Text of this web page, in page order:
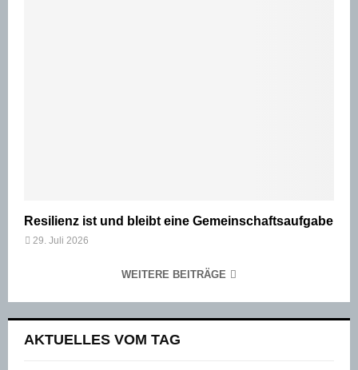
Resilienz ist und bleibt eine Gemeinschaftsaufgabe
29. Juli 2026
WEITERE BEITRÄGE
AKTUELLES VOM TAG